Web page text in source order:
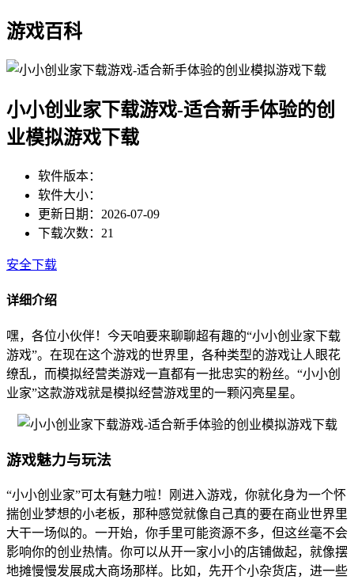
游戏百科
小小创业家下载游戏-适合新手体验的创
业模拟游戏下载
软件版本：
软件大小：
更新日期：2026-07-09
下载次数：21
安全下载
详细介绍
嘿，各位小伙伴！今天咱要来聊聊超有趣的“小小创业家下载
游戏”。在现在这个游戏的世界里，各种类型的游戏让人眼花
缭乱，而模拟经营类游戏一直都有一批忠实的粉丝。“小小创
业家”这款游戏就是模拟经营游戏里的一颗闪亮星星。
游戏魅力与玩法
“小小创业家”可太有魅力啦！刚进入游戏，你就化身为一个怀
揣创业梦想的小老板，那种感觉就像自己真的要在商业世界里
大干一场似的。一开始，你手里可能资源不多，但这丝毫不会
影响你的创业热情。你可以从开一家小小的店铺做起，就像摆
地摊慢慢发展成大商场那样。比如，先开个小杂货店，进一些